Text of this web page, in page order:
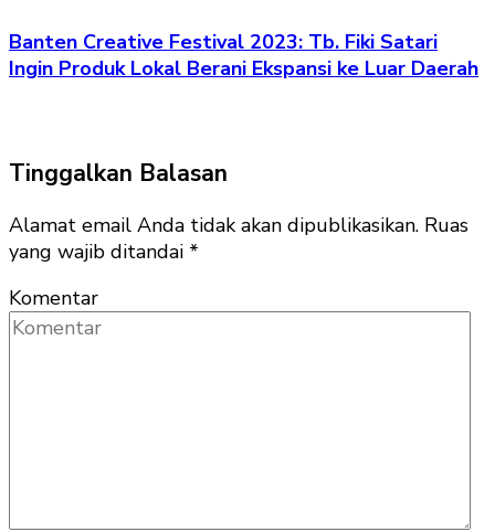
Banten Creative Festival 2023: Tb. Fiki Satari
Ingin Produk Lokal Berani Ekspansi ke Luar Daerah
Tinggalkan Balasan
Alamat email Anda tidak akan dipublikasikan. Ruas
yang wajib ditandai *
Komentar